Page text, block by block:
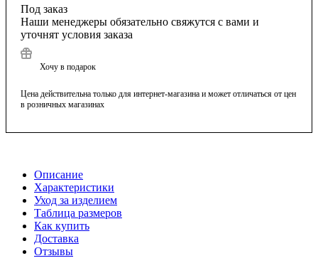
Под заказ
Наши менеджеры обязательно свяжутся с вами и
уточнят условия заказа
Хочу в подарок
Цена действительна только для интернет-магазина и может отличаться от цен
в розничных магазинах
Описание
Характеристики
Уход за изделием
Таблица размеров
Как купить
Доставка
Отзывы